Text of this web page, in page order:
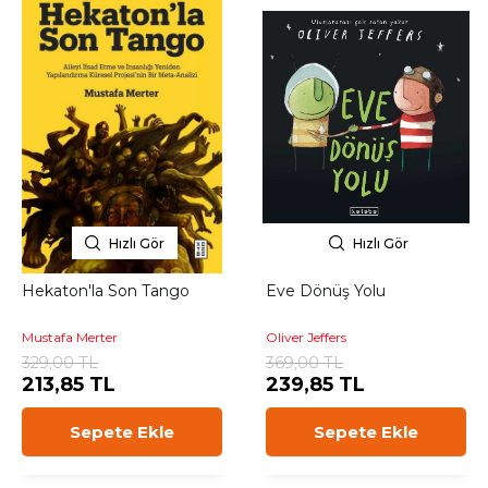
Hızlı Gör
Hekaton'la Son Tango
Mustafa Merter
329,00 TL
213,85 TL
Sepete Ekle
Hızlı Gör
Eve Dönüş Yolu
Oliver Jeffers
369,00 TL
239,85 TL
Sepete Ekle